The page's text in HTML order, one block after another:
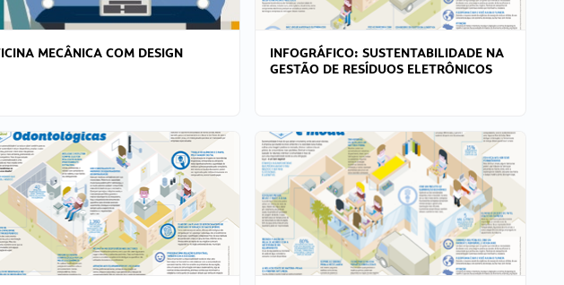
MECÂNICA COM DESIGN
INFOGRÁFICO: SUSTENTABILIDADE NA
GESTÃO DE RESÍDUOS ELETRÔNICOS